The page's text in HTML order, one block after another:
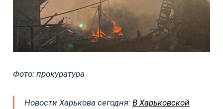
Фото: прокуратура
Новости Харькова сегодня: В Харьковской